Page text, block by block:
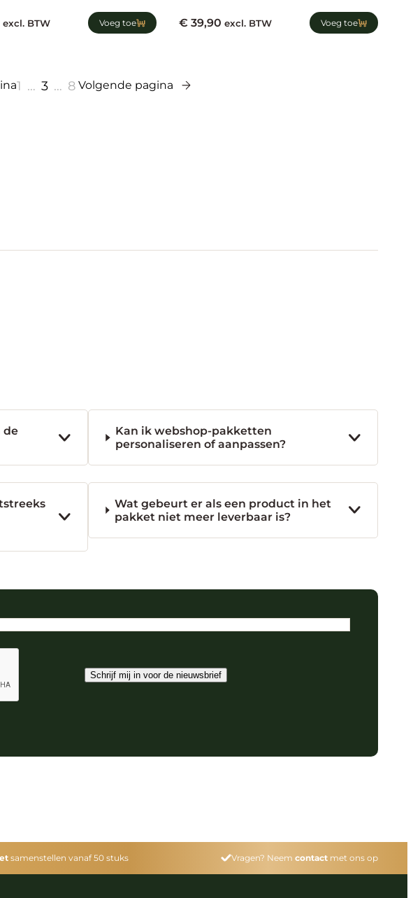
Voeg toe
excl. BTW Voeg toe
€39,90 excl. BTW
1 … 3 … 8 Volgende pagina
de
Kan ik webshop-pakketten
personaliseren of aanpassen?
Wat gebeurt er als een product in het
pakket niet meer leverbaar is?
Schrijf mij in voor de nieuwsbrief
samenstellen vanaf 50 stuks Vragen? Neem contact met ons op